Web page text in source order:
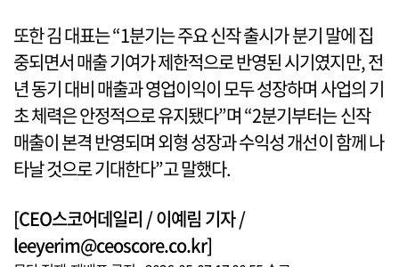
또한 김 대표는 “1분기는 주요 신작 출시가 분기 말에 집
중되면서 매출 기여가 제한적으로 반영된 시기였지만, 전
년 동기 대비 매출과 영업이익이 모두 성장하며 사업의 기
초 체력은 안정적으로 유지됐다”며 “2분기부터는 신작
매출이 본격 반영되며 외형 성장과 수익성 개선이 함께 나
타날 것으로 기대한다”고 말했다.
[CEO스코어데일리 / 이예림 기자 /
leeyerim@ceoscore.co.kr]